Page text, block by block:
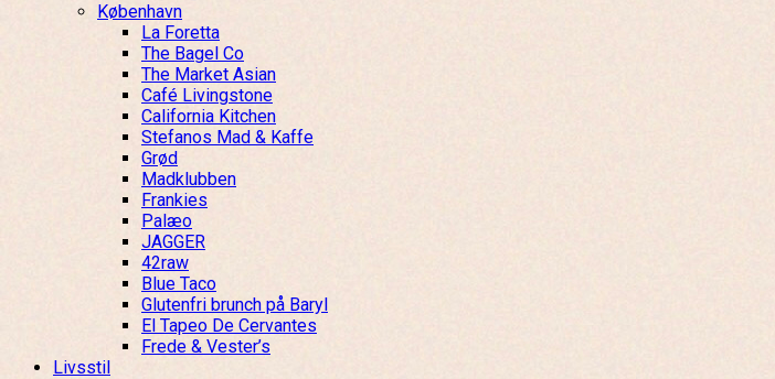
København
La Foretta
The Bagel Co
The Market Asian
Café Livingstone
California Kitchen
Stefanos Mad & Kaffe
Grød
Madklubben
Frankies
Palæo
JAGGER
42raw
Blue Taco
Glutenfri brunch på Baryl
El Tapeo De Cervantes
Frede & Vester’s
Livsstil